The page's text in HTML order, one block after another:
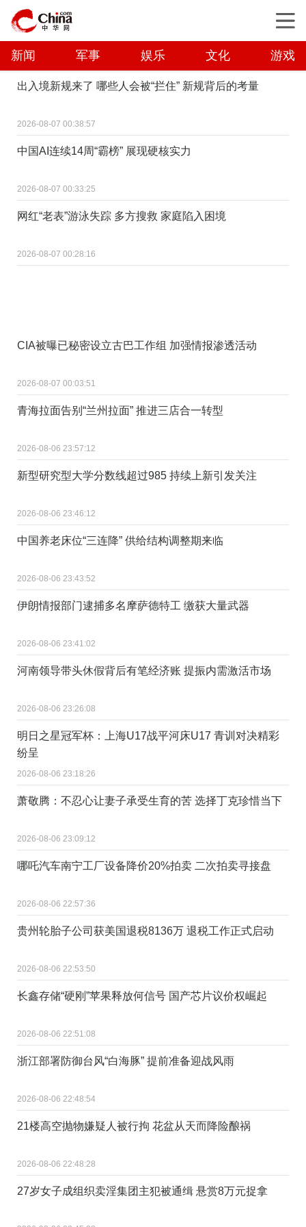
新闻 军事 娱乐 文化 游戏
出入境新规来了 哪些人会被“拦住” 新规背后的考量
2026-08-07 00:38:57
中国AI连续14周“霸榜” 展现硬核实力
2026-08-07 00:33:25
网红“老表”游泳失踪 多方搜救 家庭陷入困境
2026-08-07 00:28:16
CIA被曝已秘密设立古巴工作组 加强情报渗透活动
2026-08-07 00:03:51
青海拉面告别“兰州拉面” 推进三店合一转型
2026-08-06 23:57:12
新型研究型大学分数线超过985 持续上新引发关注
2026-08-06 23:46:12
中国养老床位“三连降” 供给结构调整期来临
2026-08-06 23:43:52
伊朗情报部门逮捕多名摩萨德特工 缴获大量武器
2026-08-06 23:41:02
河南领导带头休假背后有笔经济账 提振内需激活市场
2026-08-06 23:26:08
明日之星冠军杯：上海U17战平河床U17 青训对决精彩
纷呈
2026-08-06 23:18:26
萧敬腾：不忍心让妻子承受生育的苦 选择丁克珍惜当下
2026-08-06 23:09:12
哪吒汽车南宁工厂设备降价20%拍卖 二次拍卖寻接盘
2026-08-06 22:57:36
贵州轮胎子公司获美国退税8136万 退税工作正式启动
2026-08-06 22:53:50
长鑫存储“硬刚”苹果释放何信号 国产芯片议价权崛起
2026-08-06 22:51:08
浙江部署防御台风“白海豚” 提前准备迎战风雨
2026-08-06 22:48:54
21楼高空抛物嫌疑人被行拘 花盆从天而降险酿祸
2026-08-06 22:48:28
27岁女子成组织卖淫集团主犯被通缉 悬赏8万元捉拿